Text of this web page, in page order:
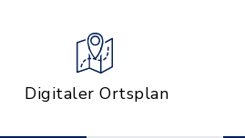
Digitaler Ortsplan